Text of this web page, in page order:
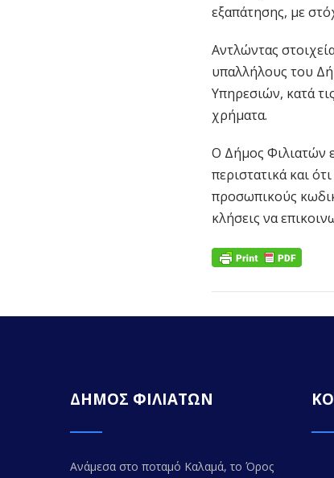
εξαπάτησης, με
Αντλώντας
υπαλλήλους του
Υπηρεσιών, κατά
χρήματα.
Ο Δήμος Φιλιατών
περιστατικά και
προσωπικούς
κλήσεις να
ΔΗΜΟΣ ΦΙΛΙΑΤΩΝ
Ανάμεσα στο ποταμό Καλαμά, το Όρος